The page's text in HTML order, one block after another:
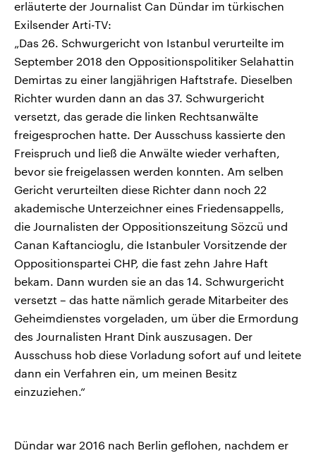
erläuterte der Journalist Can Dündar im türkischen
Exilsender Arti-TV:
„Das 26. Schwurgericht von Istanbul verurteilte im
September 2018 den Oppositionspolitiker Selahattin
Demirtas zu einer langjährigen Haftstrafe. Dieselben
Richter wurden dann an das 37. Schwurgericht
versetzt, das gerade die linken Rechtsanwälte
freigesprochen hatte. Der Ausschuss kassierte den
Freispruch und ließ die Anwälte wieder verhaften,
bevor sie freigelassen werden konnten. Am selben
Gericht verurteilten diese Richter dann noch 22
akademische Unterzeichner eines Friedensappells,
die Journalisten der Oppositionszeitung Sözcü und
Canan Kaftancioglu, die Istanbuler Vorsitzende der
Oppositionspartei CHP, die fast zehn Jahre Haft
bekam. Dann wurden sie an das 14. Schwurgericht
versetzt – das hatte nämlich gerade Mitarbeiter des
Geheimdienstes vorgeladen, um über die Ermordung
des Journalisten Hrant Dink auszusagen. Der
Ausschuss hob diese Vorladung sofort auf und leitete
dann ein Verfahren ein, um meinen Besitz
einzuziehen.“
Dündar war 2016 nach Berlin geflohen, nachdem er